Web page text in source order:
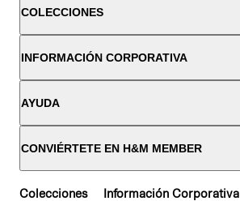
COLECCIONES
INFORMACIÓN CORPORATIVA
AYUDA
CONVIÉRTETE EN H&M MEMBER
Colecciones Información Corporativa